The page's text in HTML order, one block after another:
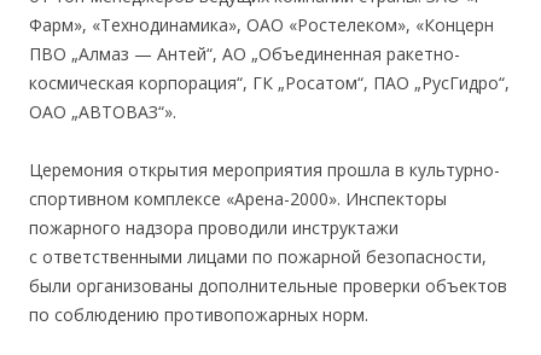
Фарм», «Технодинамика», ОАО «Ростелеком», «Концерн
ПВО „Алмаз — Антей“, АО „Объединенная ракетно-
космическая корпорация“, ГК „Росатом“, ПАО „РусГидро“,
ОАО „АВТОВАЗ“».
Церемония открытия мероприятия прошла в культурно-
спортивном комплексе «Арена-2000». Инспекторы
пожарного надзора проводили инструктажи
с ответственными лицами по пожарной безопасности,
были организованы дополнительные проверки объектов
по соблюдению противопожарных норм.